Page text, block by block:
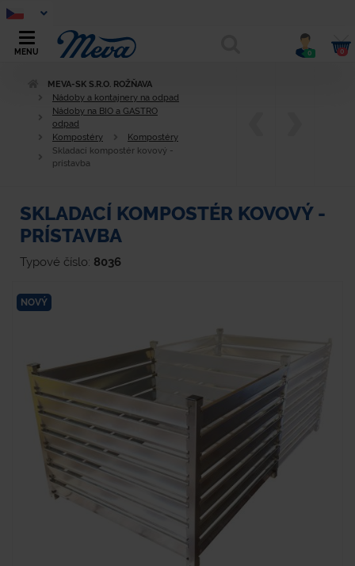
MENU 0 0
MEVA-SK S.R.O. ROŽŇAVA
Nádoby a kontajnery na odpad
Nádoby na BIO a GASTRO
odpad
Kompostéry
Kompostéry
Skladací kompostér kovový -
prístavba
SKLADACÍ KOMPOSTÉR KOVOVÝ -
PRÍSTAVBA
Typové číslo: 8036
NOVÝ